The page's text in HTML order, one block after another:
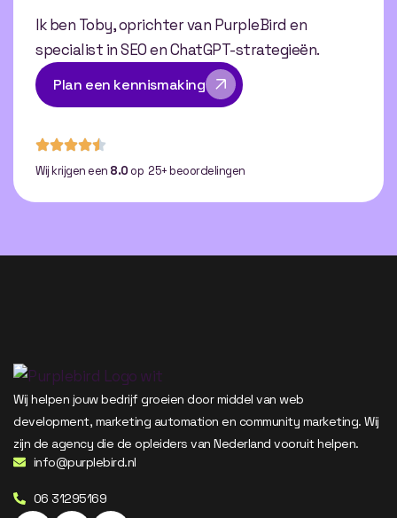
Ik ben Toby, oprichter van PurpleBird en
specialist in SEO en ChatGPT-strategieën.
Plan een kennismaking
Wij krijgen een 8.0 op 25+ beoordelingen
Wij helpen jouw bedrijf groeien door middel van web
development, marketing automation en community marketing. Wij
zijn de agency die de opleiders van Nederland vooruit helpen.
info@purplebird.nl
06 31295169